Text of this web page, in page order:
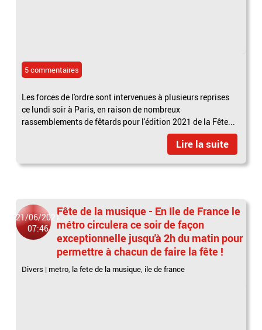
5 commentaires
Les forces de l'ordre sont intervenues à plusieurs reprises
ce lundi soir à Paris, en raison de nombreux
rassemblements de fêtards pour l'édition 2021 de la Fête...
Lire la suite
21/06/2021
07:46
Fête de la musique - En Ile de France le
métro circulera ce soir de façon
exceptionnelle jusqu'à 2h du matin pour
permettre à chacun de faire la fête !
Divers | metro la fete de la musique ile de france